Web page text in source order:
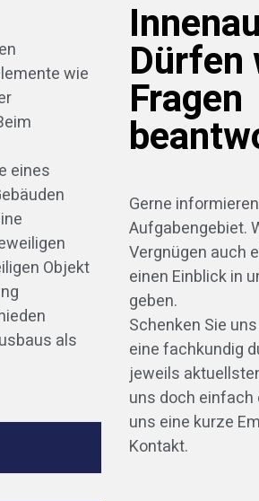
wie
eines
Objekt
als
Dürfen
Fragen
Gerne
Aufgabengebiet.
Vergnügen auch
einen Einblick in
geben.
Schenken Sie
eine fachkundig
jeweils
uns doch einfach
uns eine kurze
Kontakt.